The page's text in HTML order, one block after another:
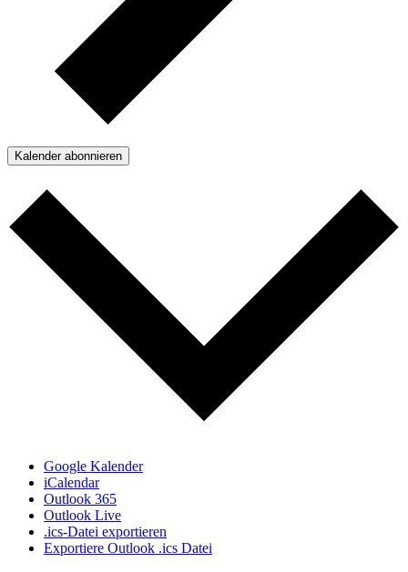
Kalender abonnieren
Google Kalender
iCalendar
Outlook 365
Outlook Live
.ics-Datei exportieren
Exportiere Outlook .ics Datei